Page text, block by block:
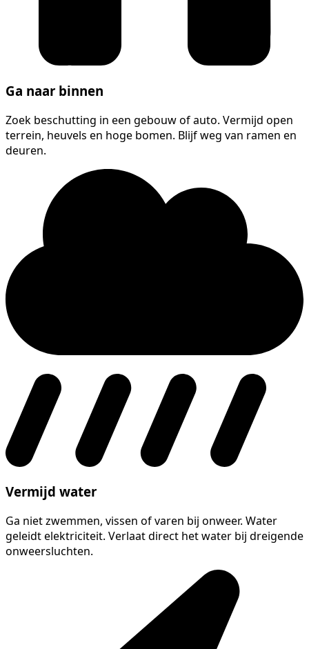
Ga naar binnen
Zoek beschutting in een gebouw of auto. Vermijd open
terrein, heuvels en hoge bomen. Blijf weg van ramen en
deuren.
Vermijd water
Ga niet zwemmen, vissen of varen bij onweer. Water
geleidt elektriciteit. Verlaat direct het water bij dreigende
onweersluchten.